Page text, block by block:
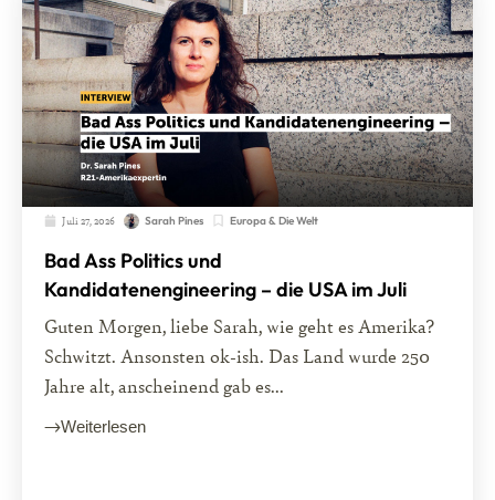
Juli 27, 2026 Sarah Pines Europa & Die Welt
Bad Ass Politics und
Kandidatenengineering – die USA im Juli
Guten Morgen, liebe Sarah, wie geht es Amerika?
Schwitzt. Ansonsten ok-ish. Das Land wurde 250
Jahre alt, anscheinend gab es...
Weiterlesen